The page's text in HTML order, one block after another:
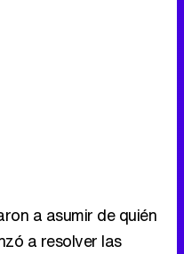
a asumir de quién
a resolver las